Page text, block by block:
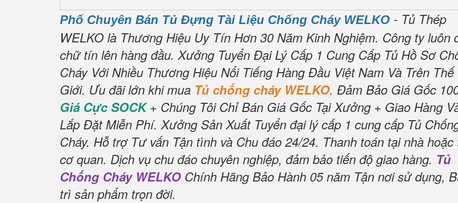
Phố Chuyên Bán Tủ Đựng Tài Liệu Chống Cháy WELKO - Tủ Thép
WELKO là Thương Hiệu Uy Tín Hơn 30 Năm Kinh Nghiệm. Công ty luôn
chữ tín lên hàng đầu. Xưởng Tuyển Đại Lý Cấp 1 Cung Cấp Tủ Hồ Sơ
Cháy Với Nhiều Thương Hiệu Nổi Tiếng Hàng Đầu Việt Nam Và Trên Thế
Giới. Ưu đãi lớn khi mua Tủ chống cháy WELKO. Đảm Bảo Giá Gốc
Giá Cực SOCK+ Chúng Tôi Chỉ Bán Giá Gốc Tại Xưởng + Giao Hàng
Lắp Đặt Miễn Phí. Xưởng Sản Xuất Tuyển đại lý cấp 1 cung cấp Tủ
Cháy. Hỗ trợ Tư vấn Tận tình và Chu đáo 24/24. Thanh toán tại nhà hoặc
cơ quan. Dịch vụ chu đáo chuyên nghiệp, đảm bảo tiến độ giao hàng. Tủ
Chống Cháy WELKO Chính Hãng Bảo Hành 05 năm Tận nơi sử dụng,
trì sản phẩm trọn đời.